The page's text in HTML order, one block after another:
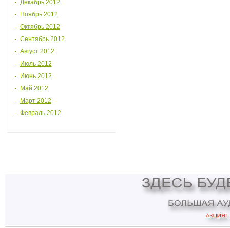
Декабрь 2012
Ноябрь 2012
Октябрь 2012
Сентябрь 2012
Август 2012
Июль 2012
Июнь 2012
Май 2012
Март 2012
Февраль 2012